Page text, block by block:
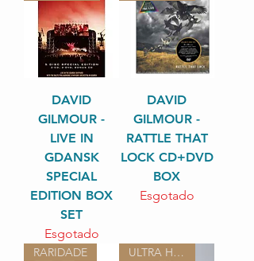
DAVID
GILMOUR -
LIVE IN
GDANSK
SPECIAL
EDITION BOX
SET
Esgotado
DAVID
GILMOUR -
RATTLE THAT
LOCK CD+DVD
BOX
Esgotado
RARIDADE ULTRA HIPER RARO